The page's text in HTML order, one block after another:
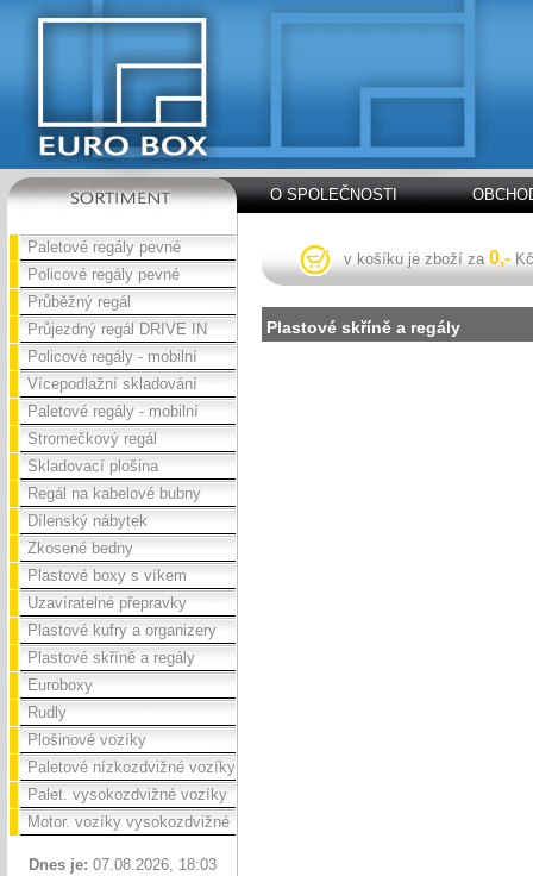
O SPOLEČNOSTI
Paletové regály pevné
Policové regály pevné
Průběžný regál
Průjezdný regál DRIVE IN
Policové regály - mobilní
Vícepodlažní skladování
Paletové regály - mobilní
Stromečkový regál
Skladovací plošina
Regál na kabelové bubny
Dílenský nábytek
Zkosené bedny
Plastové boxy s víkem
Uzavíratelné přepravky
Plastové kufry a organizery
Plastové skříně a regály
Euroboxy
Rudly
Plošinové vozíky
Paletové nízkozdvižné vozíky
Palet. vysokozdvižné vozíky
Motor. vozíky vysokozdvižné
Dnes je: 07.08.2026, 18:03
v košíku je zboží za 0,- Kč
Plastové skříně a regály